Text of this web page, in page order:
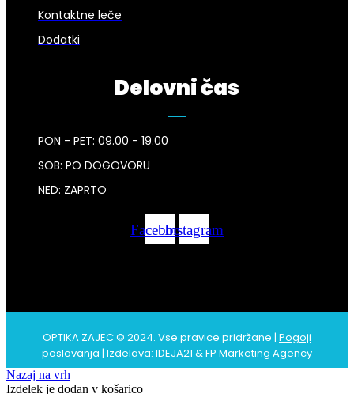
Kontaktne leče
Dodatki
Delovni čas
PON - PET: 09.00 - 19.00
SOB: PO DOGOVORU
NED: ZAPRTO
FacebookInstagram
OPTIKA ZAJEC © 2024. Vse pravice pridržane | Pogoji
poslovanja | Izdelava: IDEJA21 &FP Marketing Agency
Nazaj na vrh
Izdelek je dodan v košarico